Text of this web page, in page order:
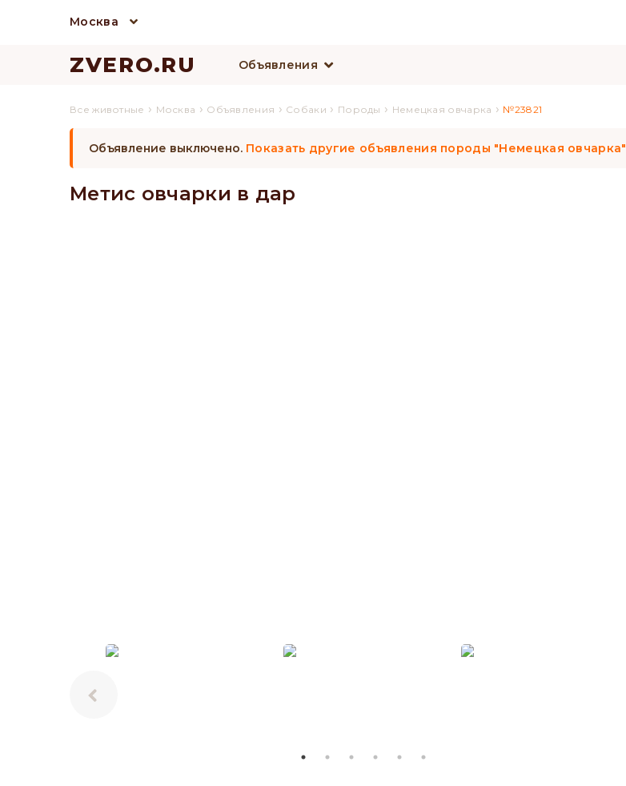
Москва
ZVERO.RU Объявления
Все животные › Москва › Объявления › Собаки › Породы › Немецкая овчарка › №23821
Объявление выключено. Показать другие объявления породы "Немецкая овчарка"
Метис овчарки в дар